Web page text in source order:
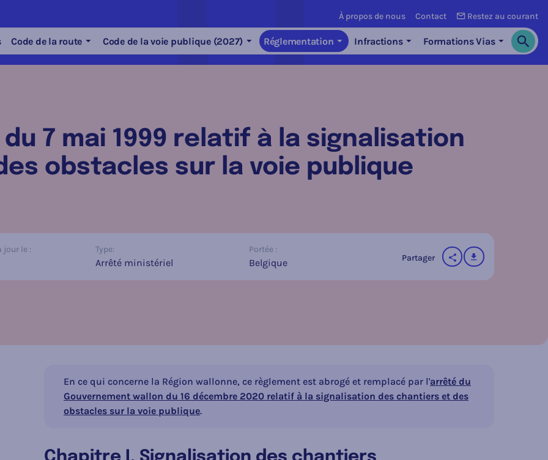
À propos de nous Contact Restez au courant
Code de la route Code de la voie publique (2027) Réglementation Infractions Formations Vias
7 mai 1999 relatif à la signalisation
obstacles sur la voie publique
jour le : Type:
Arrêté ministériel
Portée :
Belgique Partager
sur les réseaux
télécharger
En ce qui concerne la Région wallonne, ce règlement est abrogé et remplacé par l'arrêté du
Gouvernement wallon du 16 décembre 2020 relatif à la signalisation des chantiers et des
obstacles sur la voie publique.